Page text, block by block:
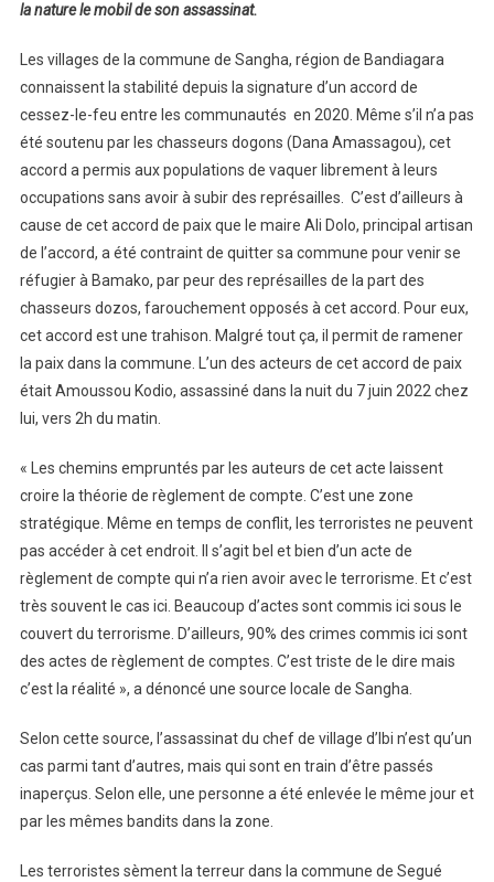
la nature le mobil de son assassinat.
Les villages de la commune de Sangha, région de Bandiagara
connaissent la stabilité depuis la signature d’un accord de
cessez-le-feu entre les communautés en 2020. Même s’il n’a pas
été soutenu par les chasseurs dogons (Dana Amassagou), cet
accord a permis aux populations de vaquer librement à leurs
occupations sans avoir à subir des représailles. C’est d’ailleurs à
cause de cet accord de paix que le maire Ali Dolo, principal artisan
de l’accord, a été contraint de quitter sa commune pour venir se
réfugier à Bamako, par peur des représailles de la part des
chasseurs dozos, farouchement opposés à cet accord. Pour eux,
cet accord est une trahison. Malgré tout ça, il permit de ramener
la paix dans la commune. L’un des acteurs de cet accord de paix
était Amoussou Kodio, assassiné dans la nuit du 7 juin 2022 chez
lui, vers 2h du matin.
« Les chemins empruntés par les auteurs de cet acte laissent
croire la théorie de règlement de compte. C’est une zone
stratégique. Même en temps de conflit, les terroristes ne peuvent
pas accéder à cet endroit. Il s’agit bel et bien d’un acte de
règlement de compte qui n’a rien avoir avec le terrorisme. Et c’est
très souvent le cas ici. Beaucoup d’actes sont commis ici sous le
couvert du terrorisme. D’ailleurs, 90% des crimes commis ici sont
des actes de règlement de comptes. C’est triste de le dire mais
c’est la réalité », a dénoncé une source locale de Sangha.
Selon cette source, l’assassinat du chef de village d’Ibi n’est qu’un
cas parmi tant d’autres, mais qui sont en train d’être passés
inaperçus. Selon elle, une personne a été enlevée le même jour et
par les mêmes bandits dans la zone.
Les terroristes sèment la terreur dans la commune de Segué